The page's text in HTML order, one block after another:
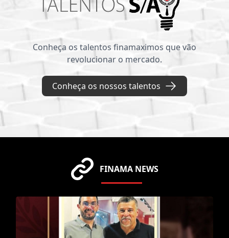
Conheça os talentos finamaximos que vão
revolucionar o mercado.
Conheça os nossos talentos
FINAMA NEWS